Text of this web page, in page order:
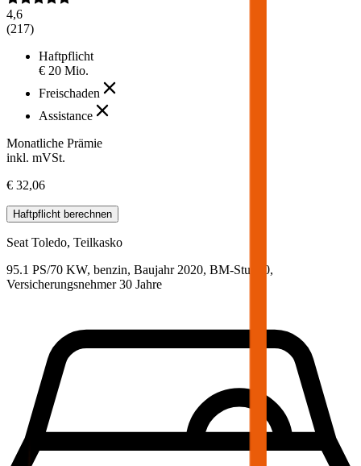
4,6
(217)
Haftpflicht
€ 20 Mio.
Freischaden
Assistance
Monatliche Prämie
inkl. mVSt.
€ 32,06
Haftpflicht berechnen
SeatToledo, Teilkasko
95.1 PS/70 KW, benzin, Baujahr 2020, BM-Stufe 0,
Versicherungsnehmer 30 Jahre